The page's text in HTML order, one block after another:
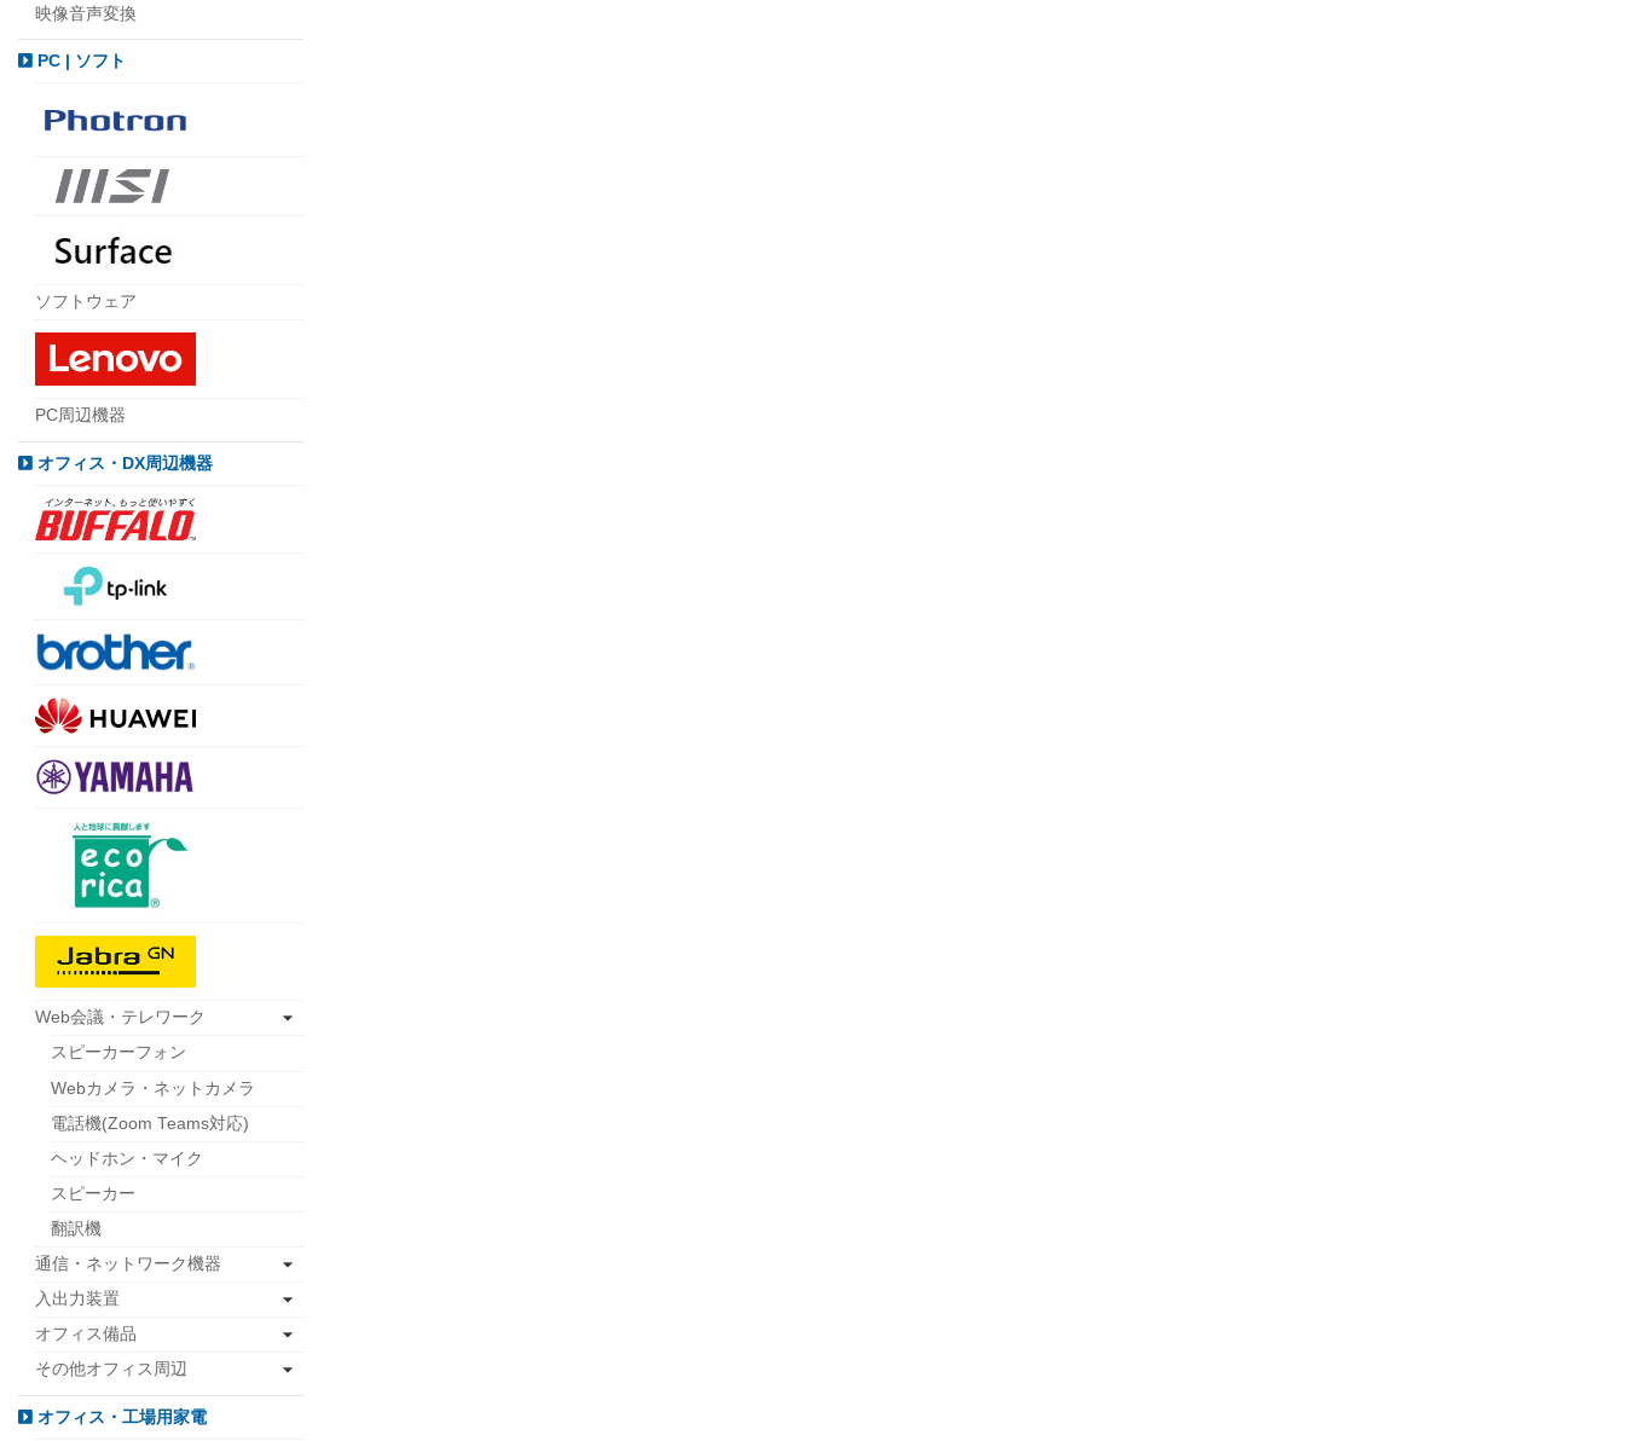
映像音声変換
PC | ソフト
ソフトウェア
PC周辺機器
オフィス・DX周辺機器
Web会議・テレワーク
スピーカーフォン
Webカメラ・ネットカメラ
電話機(Zoom Teams対応)
ヘッドホン・マイク
スピーカー
翻訳機
通信・ネットワーク機器
入出力装置
オフィス備品
その他オフィス周辺
オフィス・工場用家電